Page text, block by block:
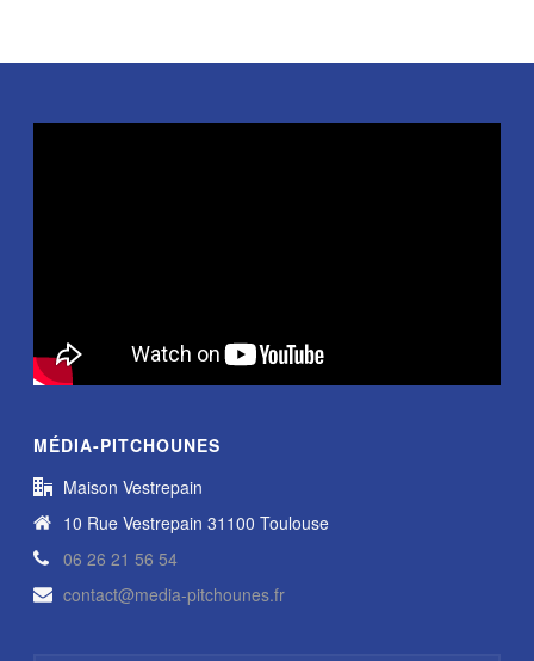
MÉDIA-PITCHOUNES
Maison Vestrepain
10 Rue Vestrepain 31100 Toulouse
06 26 21 56 54
contact@media-pitchounes.fr